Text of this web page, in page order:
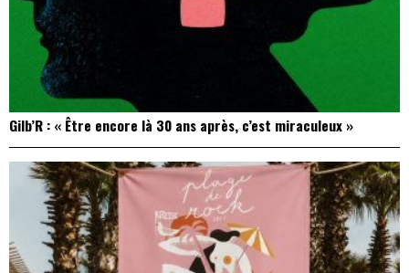
Gilb’R : « Être encore là 30 ans après, c’est miraculeux »